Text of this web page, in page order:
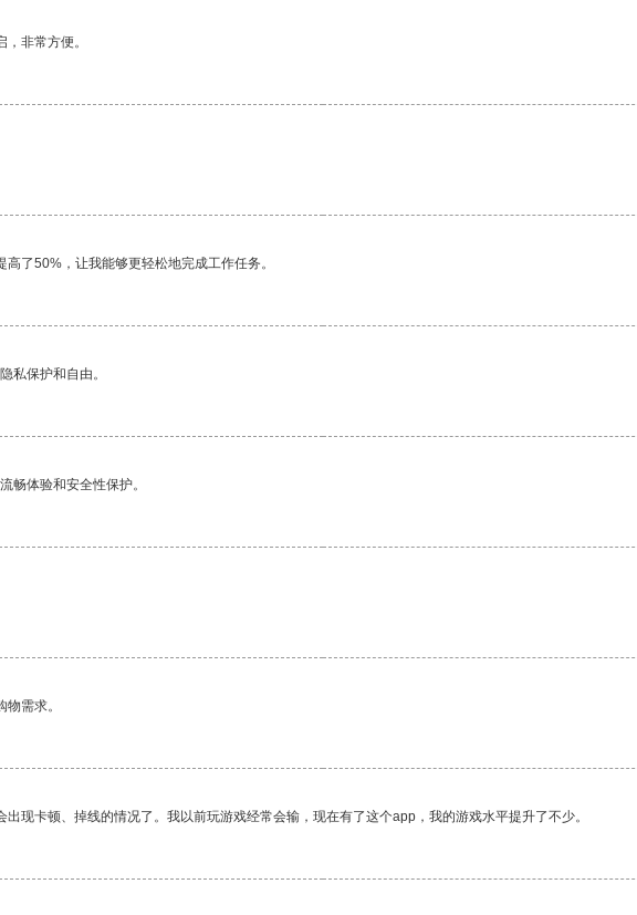
非常方便。
了50%，让我能够更轻松地完成工作任务。
私保护和自由。
畅体验和安全性保护。
需求。
现卡顿、掉线的情况了。我以前玩游戏经常会输，现在有了这个app，我的游戏水平提升了不少。